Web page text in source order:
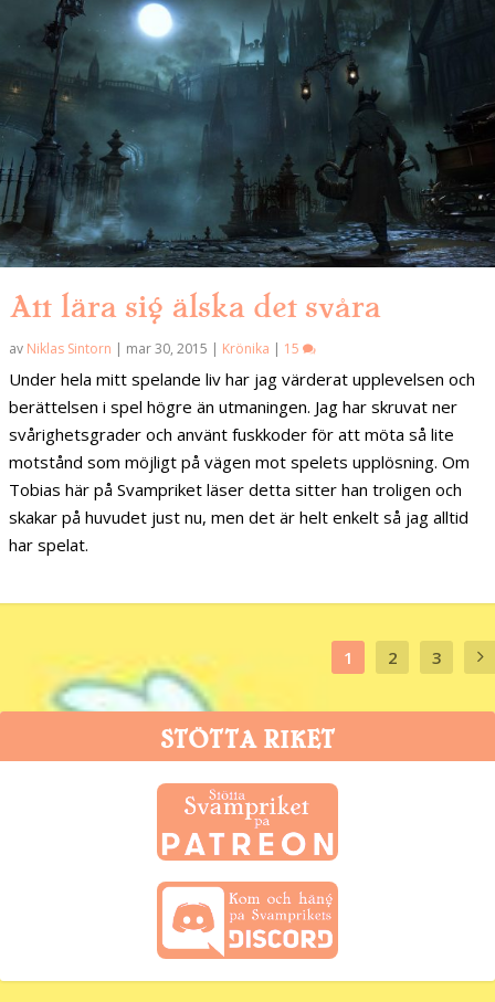
Att lära sig älska det svåra
av Niklas Sintorn | mar 30, 2015 | Krönika | 15
Under hela mitt spelande liv har jag värderat upplevelsen och
berättelsen i spel högre än utmaningen. Jag har skruvat ner
svårighetsgrader och använt fuskkoder för att möta så lite
motstånd som möjligt på vägen mot spelets upplösning. Om
Tobias här på Svampriket läser detta sitter han troligen och
skakar på huvudet just nu, men det är helt enkelt så jag alltid
har spelat.
1 2 3
STÖTTA RIKET